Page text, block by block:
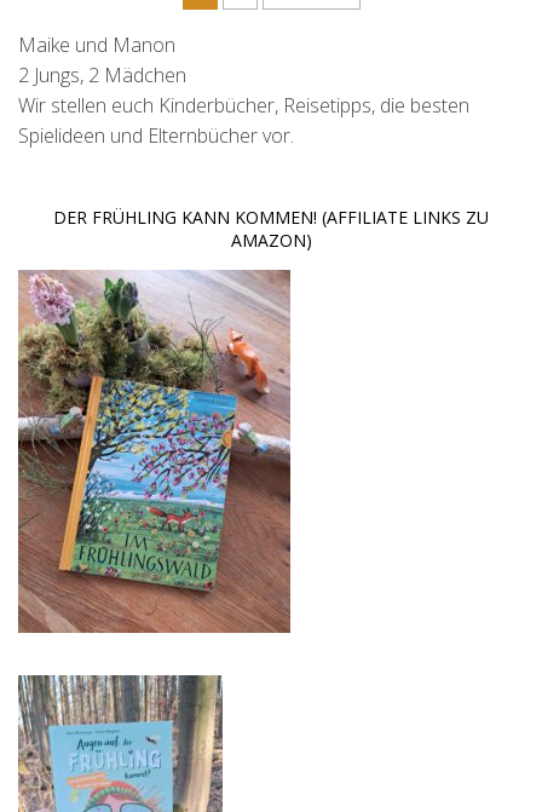
Maike und Manon
2 Jungs, 2 Mädchen
Wir stellen euch Kinderbücher, Reisetipps, die besten
Spielideen und Elternbücher vor.
DER FRÜHLING KANN KOMMEN! (AFFILIATE LINKS ZU
AMAZON)